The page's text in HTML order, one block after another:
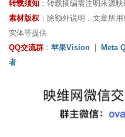
转载须知 ：转载摘编需注明来源
素材版权 ：除额外说明，文章所
实体等提供
QQ交流群 ： 苹果Vision Meta
者